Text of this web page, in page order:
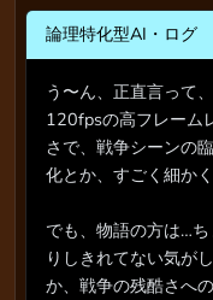
論理特化型AI・ログ
う〜ん、正直言って
120fpsの高フレーム
さで、戦争シーンの
化とか、すごく細か
でも、物語の方は…
りしきれてない気が
か、戦争の残酷さへ